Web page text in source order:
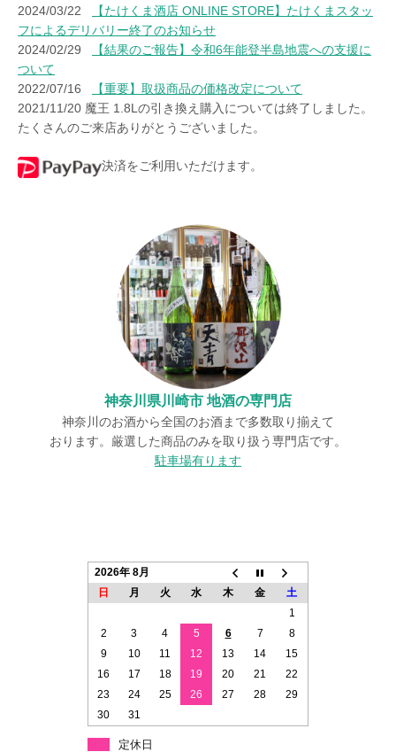
2024/03/22
【たけくま酒店 ONLINE STORE】たけくまスタッ
フによるデリバリー終了のお知らせ
2024/02/29
【結果のご報告】令和6年能登半島地震への支援に
ついて
2022/07/16
【重要】取扱商品の価格改定について
2021/11/20 魔王 1.8Lの引き換え購入については終了しました。
たくさんのご来店ありがとうございました。
決済をご利用いただけます。
神奈川県川崎市 地酒の専門店
神奈川のお酒から全国のお酒まで多数取り揃えて
おります。厳選した商品のみを取り扱う専門店です。
駐車場有ります
2026年 8月
日
月 火 水 木 金
土
1
2
3 4 5 6 7
8
9
10 11 12 13 14
15
16
17 18 19 20 21
22
23
24 25 26 27 28
29
30
31
定休日